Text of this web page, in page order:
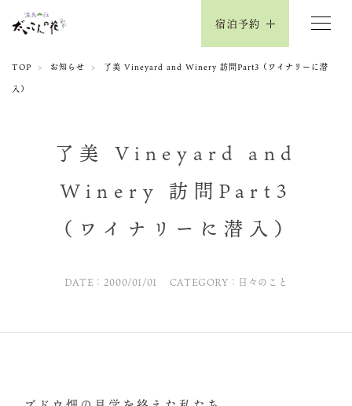
宿泊予約
TOP お知らせ
了美 Vineyard and Winery 訪問Part3（ワイナリーに潜
入）
了美 Vineyard and
Winery 訪問Part3
（ワイナリーに潜入）
DATE：2000/01/01 CATEGORY：日々のこと